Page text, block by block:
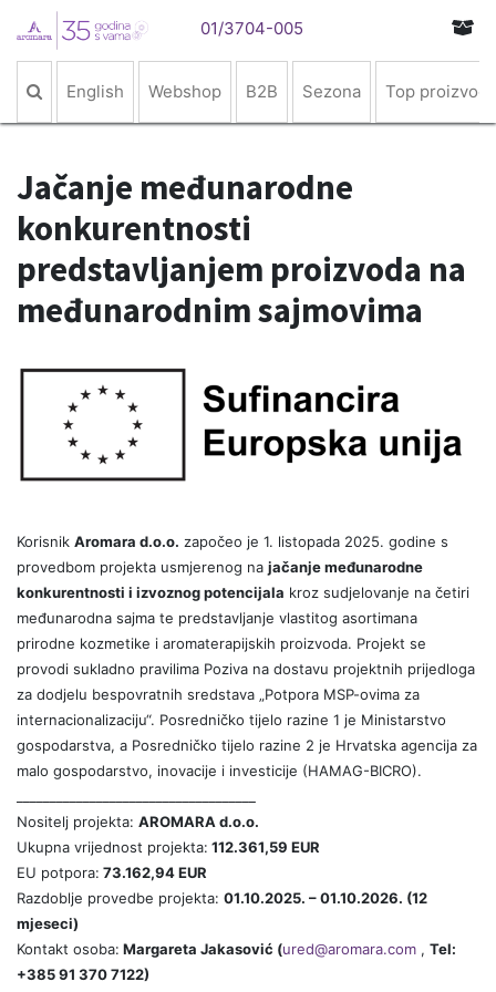
01/3704-005
English Webshop B2B Sezona Top proizvodi
Jačanje međunarodne
konkurentnosti
predstavljanjem proizvoda na
međunarodnim sajmovima
Korisnik Aromara d.o.o. započeo je 1. listopada 2025. godine s
provedbom projekta usmjerenog na jačanje međunarodne
konkurentnosti i izvoznog potencijala kroz sudjelovanje na četiri
međunarodna sajma te predstavljanje vlastitog asortimana
prirodne kozmetike i aromaterapijskih proizvoda. Projekt se
provodi sukladno pravilima Poziva na dostavu projektnih prijedloga
za dodjelu bespovratnih sredstava „Potpora MSP-ovima za
internacionalizaciju“. Posredničko tijelo razine 1 je Ministarstvo
gospodarstva, a Posredničko tijelo razine 2 je Hrvatska agencija za
malo gospodarstvo, inovacije i investicije (HAMAG-BICRO).
Nositelj projekta: AROMARA d.o.o.
Ukupna vrijednost projekta: 112.361,59 EUR
EU potpora: 73.162,94 EUR
Razdoblje provedbe projekta: 01.10.2025. – 01.10.2026. (12
mjeseci)
Kontakt osoba: Margareta Jakasović (ured@aromara.com , Tel:
+385 91 370 7122)